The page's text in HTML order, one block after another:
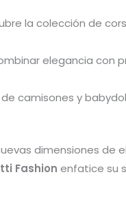
la colección de
elegancia con
camisones y
dimensiones de
Fashion enfatice su